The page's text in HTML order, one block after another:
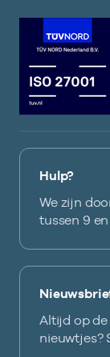
Hulp?
We zijn
tussen 9 en
Altijd op
nieuwtjes?